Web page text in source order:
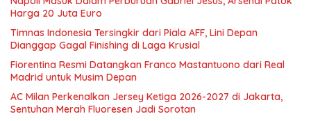
Harga 20 Juta Euro
Timnas Indonesia Tersingkir dari Piala AFF, Lini Depan
Dianggap Gagal Finishing di Laga Krusial
Fiorentina Resmi Datangkan Franco Mastantuono dari Real
Madrid untuk Musim Depan
AC Milan Perkenalkan Jersey Ketiga 2026-2027 di Jakarta,
Sentuhan Merah Fluoresen Jadi Sorotan